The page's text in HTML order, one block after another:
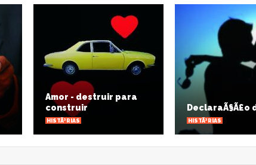
Amor - destruir para
construir
DeclaraÃ§Ã£o de Amor